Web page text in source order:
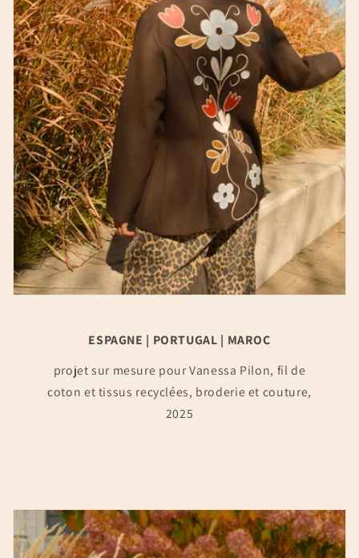
ESPAGNE | PORTUGAL | MAROC
projet sur mesure pour Vanessa Pilon, fil de
coton et tissus recyclées, broderie et couture,
2025